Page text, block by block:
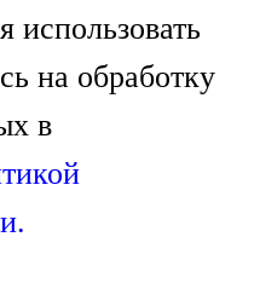
на обработку
в